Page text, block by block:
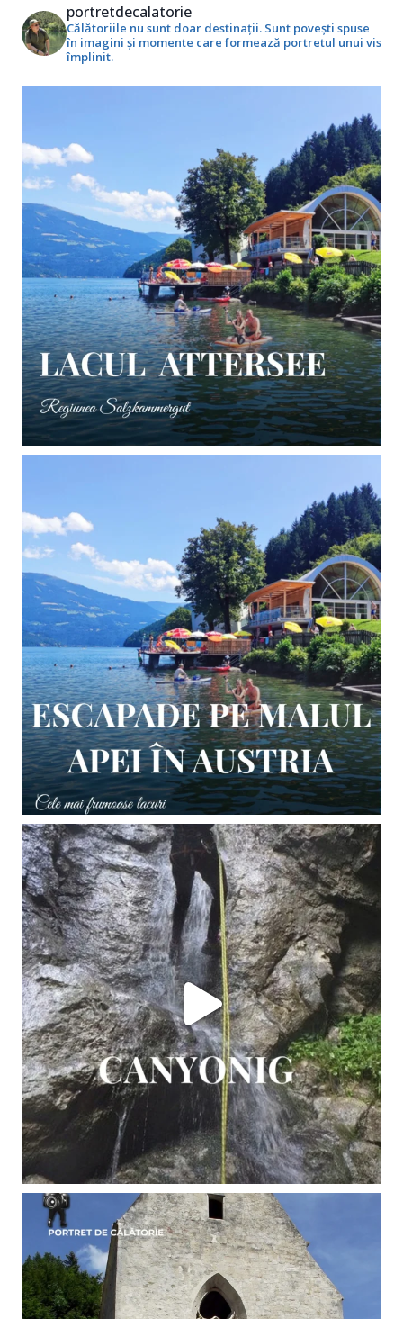
portretdecalatorie
Călătoriile nu sunt doar destinații. Sunt povești spuse
în imagini și momente care formează portretul unui vis
împlinit.